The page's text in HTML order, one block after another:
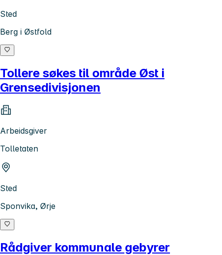
Sted
Berg i Østfold
Tollere søkes til område Øst i
Grensedivisjonen
Arbeidsgiver
Tolletaten
Sted
Sponvika, Ørje
Rådgiver kommunale gebyrer